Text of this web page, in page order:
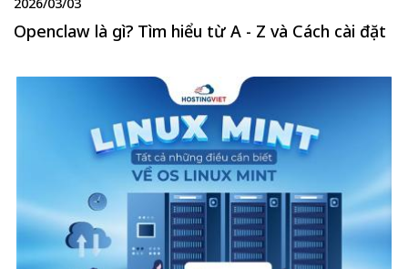
Openclaw là gì? Tìm hiểu từ A - Z và Cách cài đặt